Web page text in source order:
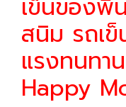
เข็นของพื้
สนิม รถเ
แรงทนทา
Happy